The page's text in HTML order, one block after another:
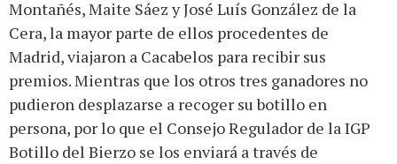
Montañés, Maite Sáez y José Luís González de la
Cera, la mayor parte de ellos procedentes de
Madrid, viajaron a Cacabelos para recibir sus
premios. Mientras que los otros tres ganadores no
pudieron desplazarse a recoger su botillo en
persona, por lo que el Consejo Regulador de la IGP
Botillo del Bierzo se los enviará a través de